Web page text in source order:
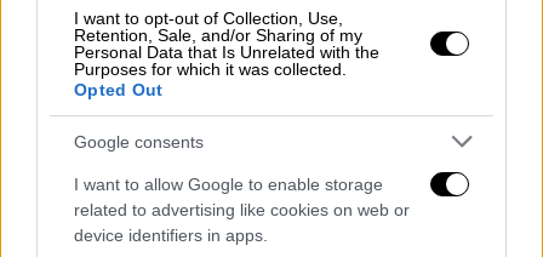
I want to opt-out of Collection, Use,
Retention, Sale, and/or Sharing of my
Personal Data that Is Unrelated with the
Purposes for which it was collected.
Opted Out
Google consents
I want to allow Google to enable storage
related to advertising like cookies on web or
device identifiers in apps.
Μενάνδρου: Νέο βίντεο ντοκουμέντο
από τη διαφυγή των δραστών στο
κέντρο
Σύμφωνα με πληροφορίες του Open TV στις
26 Ιανουαρίου σημειώθηκε νέα αιματηρή
συμπλοκή με τα μέλη των συμμοριών να
εξαφανίζουν τους τραυματίες πριν φτάσουν
τα περιπολικά της ΕΛ.ΑΣ